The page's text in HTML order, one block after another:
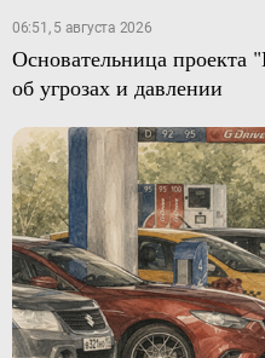
06:51, 5 августа 2026
Основательница проекта
об угрозах и давлении